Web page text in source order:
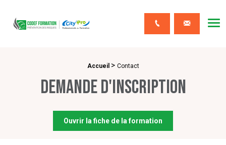
Contact
Accueil > Contact
Demande d'inscription
Ouvrir la fiche de la formation